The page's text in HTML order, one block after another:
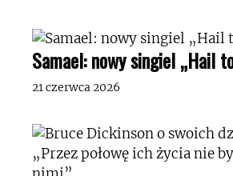
Samael: nowy singiel „Hail
21 czerwca 2026